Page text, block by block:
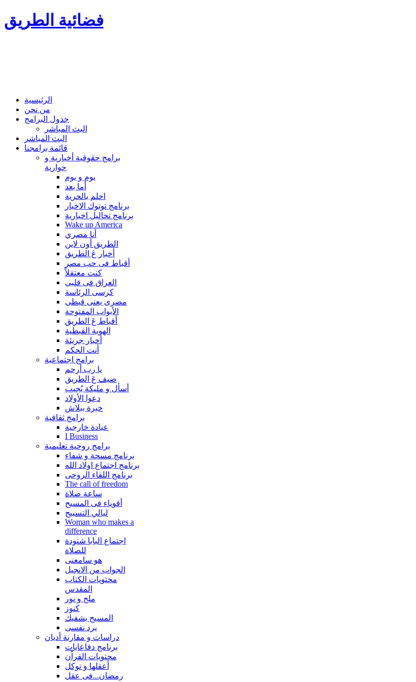
فضائية الطريق
الرئيسية
من نحن
جدول البرامج
البث المباشر
البث المباشر
قائمة برامجنا
برامج حقوقية أخبارية و
حوارية
يوم و يوم
أما بعد
احلم بالحرية
برنامج توتوك الاخبار
برنامج تحاليل اخبارية
Wake up America
أنا مصري
الطريق أون لاين
أخبار عَ الطريق
أقباط فى حب مصر
كنت معتقلاً
العراق فى قلبى
كرسى الرئاسة
مصرى يعنى قبطى
الأبواب المفتوحة
أقباط عَ الطريق
الهوية القبطية
أخبار جريئة
أنت الحكم
برامج اجتماعية
يا رب أرحم
ضيف عَ الطريق
أسأل و مليكة يُجيب
دعوا الأولاد
خبرة ببلاش
برامج ثقافية
عيادة خارجية
I Business
برامج روحية تعليمية
برنامج مسحة و شفاء
برنامج اجتماع اولاد الله
برنامج اللقاء الروحى
The call of freedom
ساعة صلاة
أقوياء فى المسيح
ليالي التسبيح
Woman who makes a
difference
اجتماع البابا شنودة
للصلاة
هو سامعنى
الجواب من الانجيل
محتويات الكتاب
المقدس
ملح و نور
كنوز
المسيح يشفيك
يرد نفسى
دراسات و مقارنة أديان
برنامج دفاعايات
محتويات القراّن
أعقلها و توكل
رمضان...فى عقل